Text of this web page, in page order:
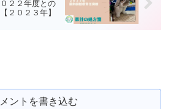
２２年度との
２０２３年】
ントを書き込む